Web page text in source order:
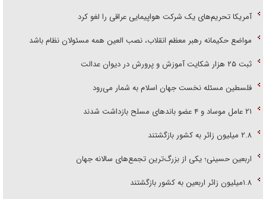
آمریکا تحریم‌های یک شرکت هواپیمایی عراقی را لغو کرد
مواضع حکیمانه رهبر معظم انقلاب، نصب العین همه مسئولان نظام باشد
ثبت ۲۵ هزار شکایت آموزش و پرورش در دیوان عدالت
فلسطین مسئله نخست جهان اسلام به شمار می‌رود
۲۱ عامل موساد و ۴ عضو باند‌های مسلح بازداشت شدند
۲.۸ میلیون زائر به کشور بازگشتند
اربعین حسینی؛ یکی از بزرگ‌ترین تجمع‌های سالانه جهان
۱.۸میلیون زائر اربعین به کشور بازگشتند